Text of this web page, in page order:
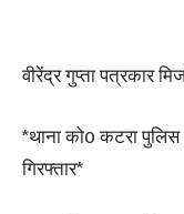
वीरेंद्र गुप्ता पत्रकार
*थाना को0 कटरा पुलिस
गिरफ्तार*